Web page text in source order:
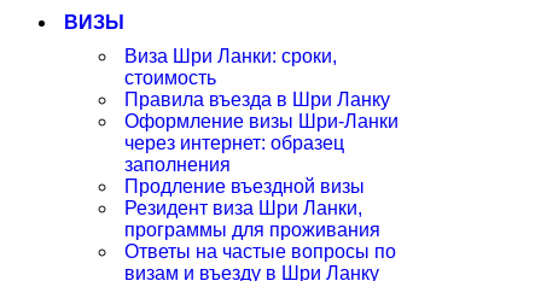
ВИЗЫ
Виза Шри Ланки: сроки,
стоимость
Правила въезда в Шри Ланку
Оформление визы Шри-Ланки
через интернет: образец
заполнения
Продление въездной визы
Резидент виза Шри Ланки,
программы для проживания
Ответы на частые вопросы по
визам и въезду в Шри Ланку